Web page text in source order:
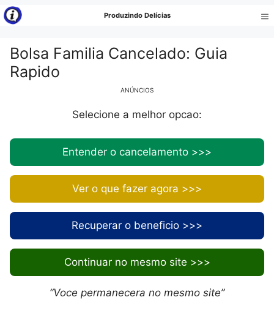
Pular
para
conteúdo
Produzindo Delícias
Bolsa Familia Cancelado: Guia
Rapido
ANÚNCIOS
Selecione a melhor opcao:
Entender o cancelamento >>>
Ver o que fazer agora >>>
Recuperar o beneficio >>>
Continuar no mesmo site >>>
“Voce permanecera no mesmo site”